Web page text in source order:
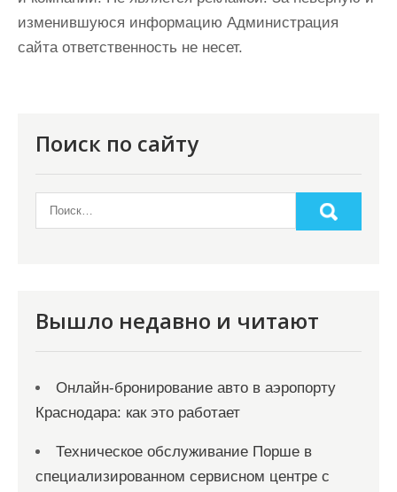
изменившуюся информацию Администрация
сайта ответственность не несет.
Поиск по сайту
Вышло недавно и читают
Онлайн‑бронирование авто в аэропорту
Краснодара: как это работает
Техническое обслуживание Порше в
специализированном сервисном центре с